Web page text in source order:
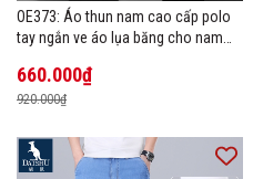
OE373: Áo thun nam cao cấp polo
tay ngắn ve áo lụa băng cho nam
660.000₫
920.000₫